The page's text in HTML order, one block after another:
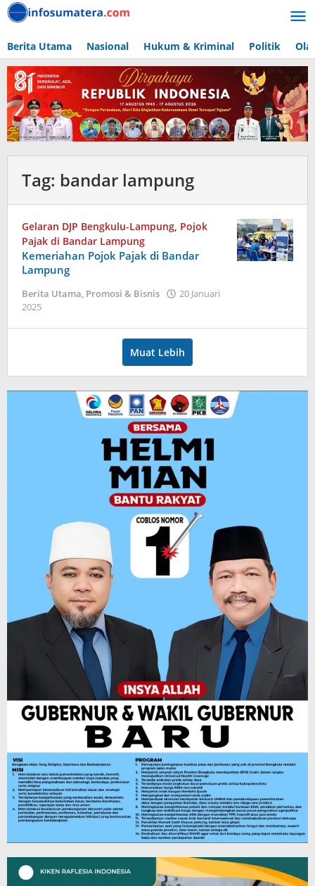
Lewati
ke
Berita Utama Nasional Hukum & Kriminal Politik
Tag: bandar lampung
Gelaran DJP Bengkulu-Lampung, Pojok
Pajak di Bandar Lampung
Kemeriahan Pojok Pajak di Bandar
Lampung
Berita Utama, Promosi & Bisnis
20 Januari
2025
Muat Lebih